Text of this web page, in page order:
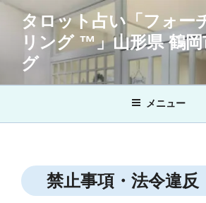
キ
タロット占い「フォー
リング ™」山形県 鶴
グ
メニュー
禁止事項・法令違反